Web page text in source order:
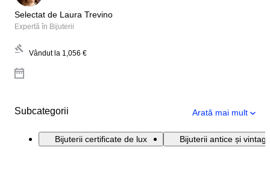
Selectat de Laura Trevino
Expertă în Bijuterii
Vândut la 1,056 €
Subcategorii Arată mai mult
Bijuterii certificate de lux Bijuterii antice și